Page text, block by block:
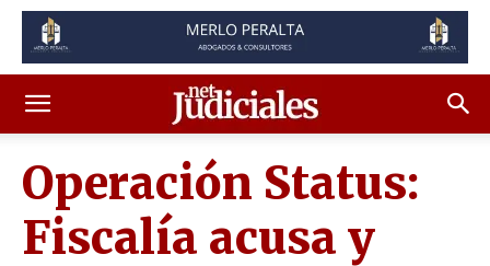
Operación Status:
Fiscalía acusa y